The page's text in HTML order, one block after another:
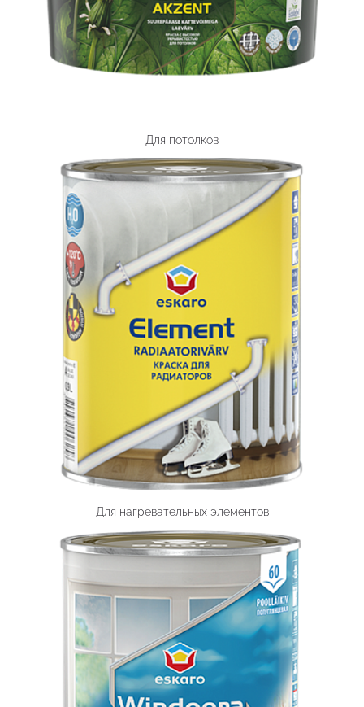
Для потолков
Для нагревательных элементов